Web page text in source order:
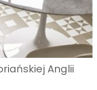
Anglii